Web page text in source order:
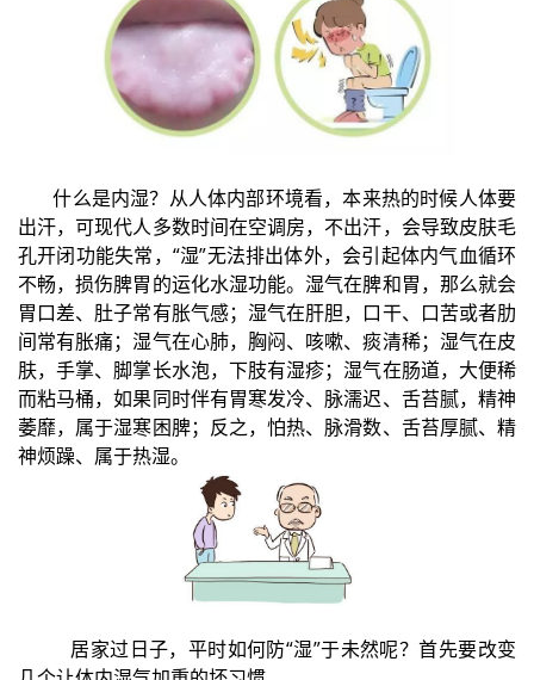
什么是内湿？从人体内部环境看，本来热的时候人体要
出汗，可现代人多数时间在空调房，不出汗，会导致皮肤毛
孔开闭功能失常，“湿”无法排出体外，会引起体内气血循环
不畅，损伤脾胃的运化水湿功能。湿气在脾和胃，那么就会
胃口差、肚子常有胀气感；湿气在肝胆，口干、口苦或者肋
间常有胀痛；湿气在心肺，胸闷、咳嗽、痰清稀；湿气在皮
肤，手掌、脚掌长水泡，下肢有湿疹；湿气在肠道，大便稀
而粘马桶，如果同时伴有胃寒发冷、脉濡迟、舌苔腻，精神
萎靡，属于湿寒困脾；反之，怕热、脉滑数、舌苔厚腻、精
神烦躁、属于热湿。
居家过日子，平时如何防“湿”于未然呢？首先要改变